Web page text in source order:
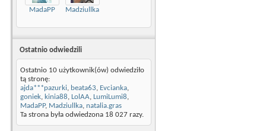
MadaPP Madziullka
Ostatnio odwiedzili
Ostatnio 10 użytkownik(ów) odwiedziło
tą stronę:
ajda***pazurki, beata63, Evcianka,
goniek, kinia88, LolAA, LumiLumi8,
MadaPP, Madziullka, natalia.gras
Ta strona była odwiedzona 18 027 razy.